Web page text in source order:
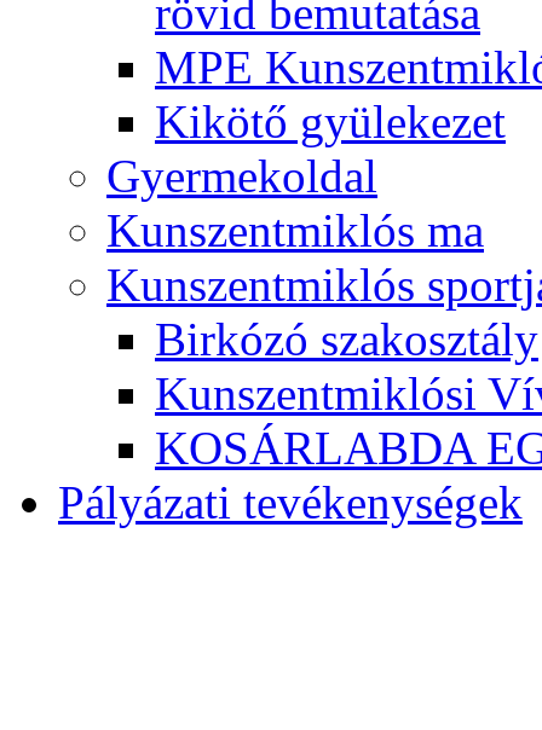
rövid bemutatása
MPE
Kikötő gyülekezet
Gyermekoldal
Kunszentmiklós ma
Kunszentmiklós
Birkózó szakosztály
Kunszentmiklósi
KOSÁRLABDA
Pályázati tevékenységek